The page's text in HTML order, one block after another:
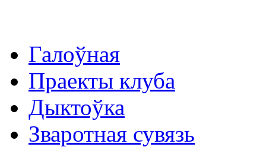
Галоўная
Праекты клуба
Дыктоўка
Зваротная сувязь